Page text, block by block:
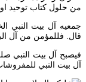
من حلول كتاب توحيد
جمعيه آل بيت النبي
قال. فللمؤمن من آل
فيصبح آل بيت النبي
آل بيت النبي